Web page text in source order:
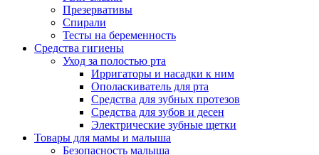
Презервативы
Спирали
Тесты на беременность
Средства гигиены
Уход за полостью рта
Ирригаторы и насадки к ним
Ополаскиватель для рта
Средства для зубных протезов
Средства для зубов и десен
Электрические зубные щетки
Товары для мамы и малыша
Безопасность малыша